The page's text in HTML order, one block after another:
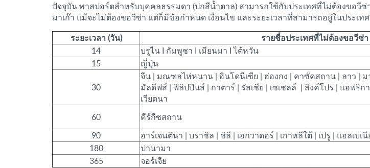
ปัจจุบัน พาสปอร์ตสำหรับบุคคลธรรมดา (ปกสีน้ำตาล) สามารถใช้กับประเทศที่ไม่ต้องขอวีซ่
มาเก๊า แม้จะไม่ต้องขอวีซ่า แต่ก็มีข้อกำหนด เงื่อนไข และระยะเวลาที่สามารถอยู่ในประเ
ระยะเวลา (วัน)
รายชื่อประเทศที่ไม่ต้องขอวีซ่า
14
บรูไน I กัมพูชา I เมียนมา I ไต้หวัน
15
ญี่ปุ่น
30
จีน | มณฑลไห่หนาน | อินโดนีเซีย | ฮ่องกง | คาซัคสถาน | ลาว | มา
มัลดีฟส์ | ฟิลิปปินส์ | กาตาร์ | รัสเซีย | เซเชลล์ | สิงค์โปร | แอฟริก
เวียดนา
60
คีร์กีซสถาน
90
อาร์เจนตินา | บราซิล | ชิลี | เอกวาดอร์ | เกาหลีใต้ | เปรู | แอลเบเนี
180
ปานามา
365
จอร์เจีย